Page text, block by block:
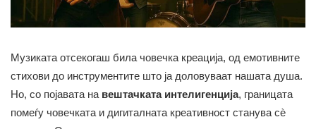
Музиката отсекогаш била човечка креација, од емотивните
стихови до инструментите што ја доловуваат нашата душа.
Но, со појавата на вештачката интелигенција, границата
помеѓу човечката и дигиталната креативност станува сѐ